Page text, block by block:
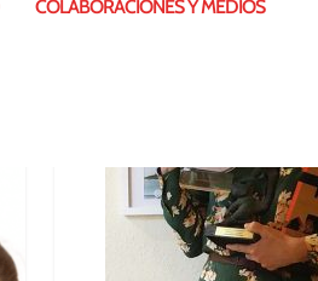
COLABORACIONES Y MEDIOS